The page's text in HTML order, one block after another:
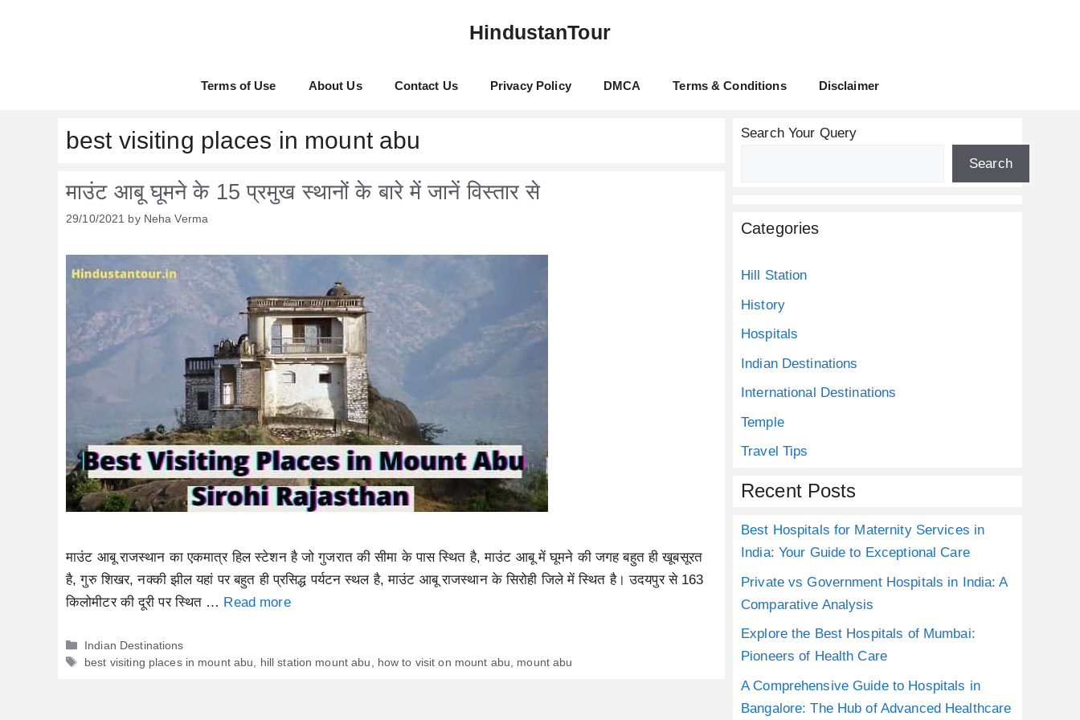
HindustanTour
Terms of Use About Us Contact Us Privacy Policy DMCA Terms & Conditions Disclaimer
best visiting places in mount abu
माउंट आबू घूमने के 15 प्रमुख स्थानों के बारे में जानें विस्तार से
29/10/2021 by Neha Verma
माउंट आबू राजस्थान का एकमात्र हिल स्टेशन है जो गुजरात की सीमा के पास स्थित है, माउंट आबू में घूमने की जगह बहुत ही खूबसूरत
है, गुरु शिखर, नक्की झील यहां पर बहुत ही प्रसिद्ध पर्यटन स्थल है, माउंट आबू राजस्थान के सिरोही जिले में स्थित है। उदयपुर से 163
किलोमीटर की दूरी पर स्थित … Read more
Categories
Indian Destinations
Tags
best visiting places in mount abu hill station mount abu how to visit on mount abu mount abu
Search Your Query
Search
Categories
Hill Station
History
Hospitals
Indian Destinations
International Destinations
Temple
Travel Tips
Recent Posts
Best Hospitals for Maternity Services in
India: Your Guide to Exceptional Care
Private vs Government Hospitals in India: A
Comparative Analysis
Explore the Best Hospitals of Mumbai:
Pioneers of Health Care
A Comprehensive Guide to Hospitals in
Bangalore: The Hub of Advanced Healthcare